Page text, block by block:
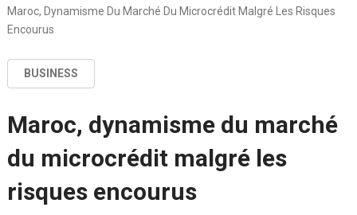
Maroc, Dynamisme Du Marché Du Microcrédit Malgré Les Risques
Encourus
BUSINESS
Maroc, dynamisme du marché
du microcrédit malgré les
risques encourus